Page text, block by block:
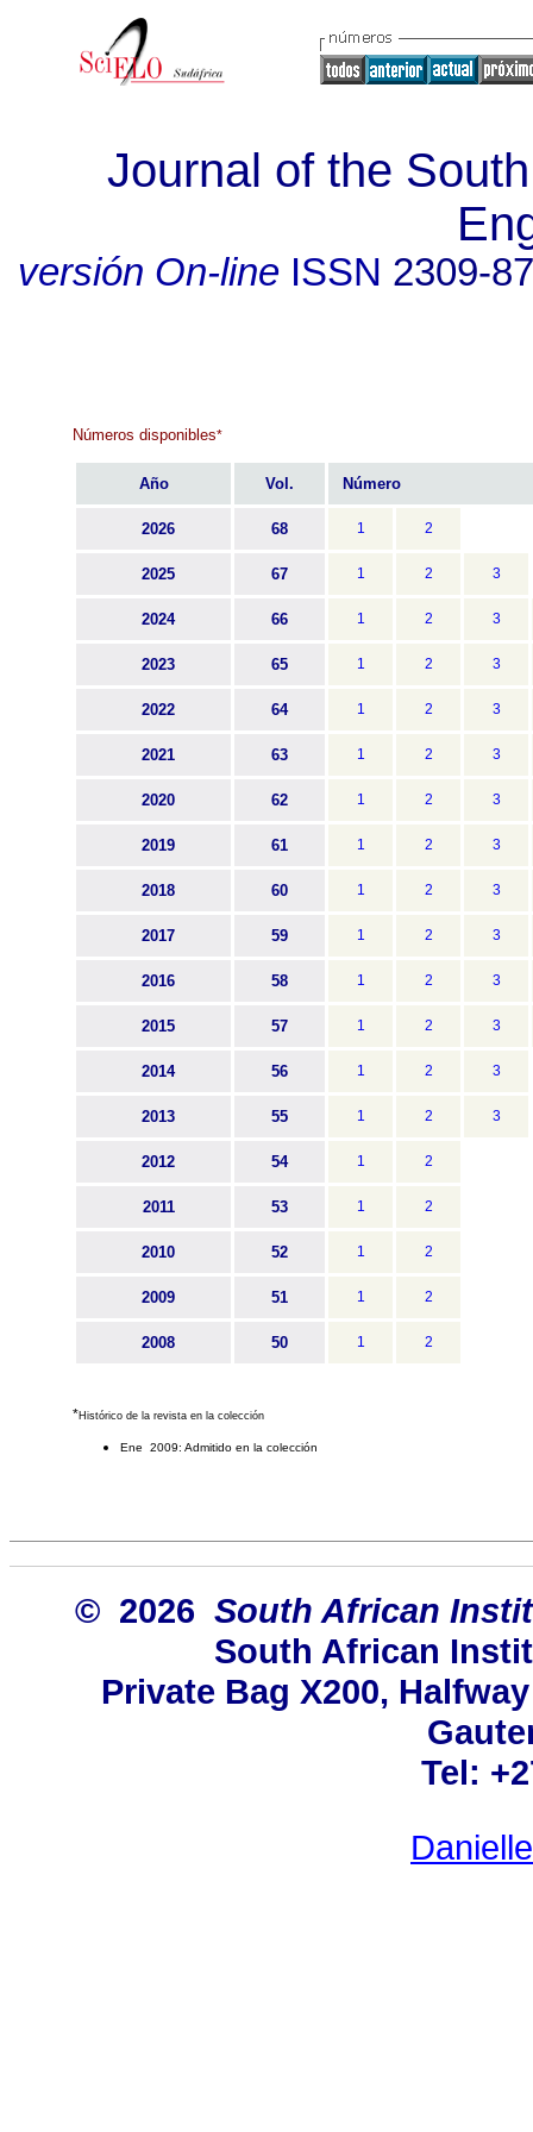
Journal of the
versión On-lineISSN 2309-
Números disponibles*
Año Vol. Número
2026 68 1 2
2025 67 1 2 3
2024 66 1 2 3
2023 65 1 2 3
2022 64 1 2 3
2021 63 1 2 3
2020 62 1 2 3
2019 61 1 2 3
2018 60 1 2 3
2017 59 1 2 3
2016 58 1 2 3
2015 57 1 2 3
2014 56 1 2 3
2013 55 1 2 3
2012 54 1 2
2011 53 1 2
2010 52 1 2
2009 51 1 2
2008 50 1 2
*Histórico de la revista en la colección
Ene 2009: Admitido en la colección
© 2026 South African
South African
Private Bag X200,
Tel: